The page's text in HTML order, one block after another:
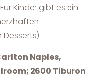
Kinder gibt es ein
Naples,
2600 Tiburon